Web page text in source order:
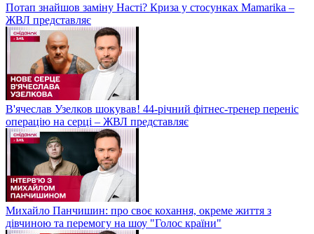
Потап знайшов заміну Насті? Криза у стосунках Mamarika –
ЖВЛ представляє
В'ячеслав Узелков шокував! 44-річний фітнес-тренер переніс
операцію на серці – ЖВЛ представляє
Михайло Панчишин: про своє кохання, окреме життя з
дівчиною та перемогу на шоу "Голос країни"